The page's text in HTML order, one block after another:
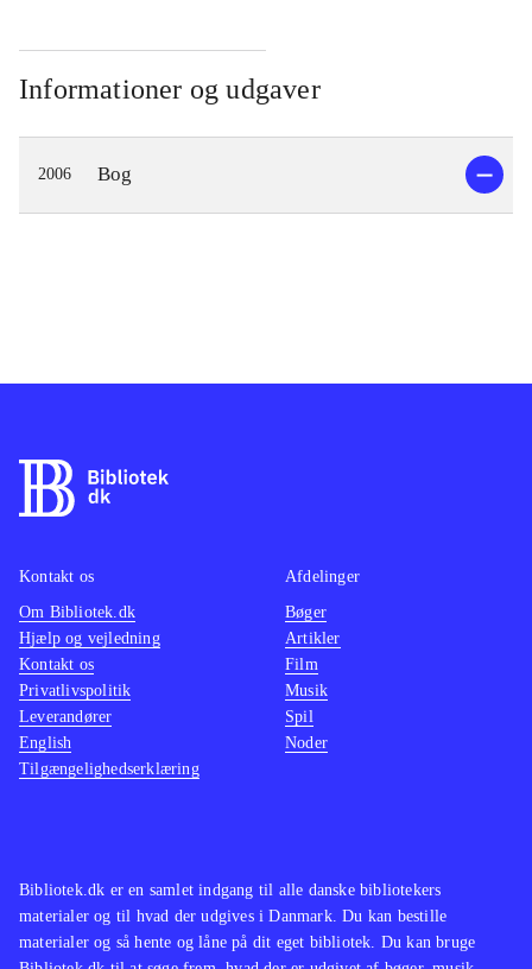
Informationer og udgaver
2006 Bog
Bibliotek.dk er en samlet indgang til alle danske bibliotekers
materialer og til hvad der udgives i Danmark. Du kan bestille
materialer og så hente og låne på dit eget bibliotek. Du kan bruge
Kontakt os
Om Bibliotek.dk
Hjælp og vejledning
Kontakt os
Privatlivspolitik
Leverandører
English
Tilgængelighedserklæring
Afdelinger
Bøger
Artikler
Film
Musik
Spil
Noder